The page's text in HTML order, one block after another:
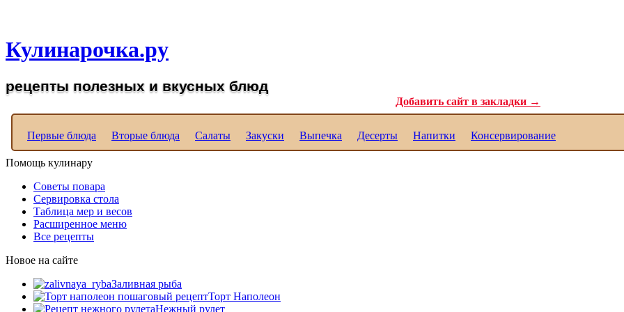
Кулинарочка.ру
рецепты полезных и вкусных блюд
Добавить сайт в закладки →
Первые блюда Вторые блюда Салаты Закуски Выпечка Десерты Напитки Консервирование
Помощь кулинару
Советы повара
Сервировка стола
Таблица мер и весов
Расширенное меню
Все рецепты
Новое на сайте
Заливная рыба
Торт Наполеон
Нежный рулет